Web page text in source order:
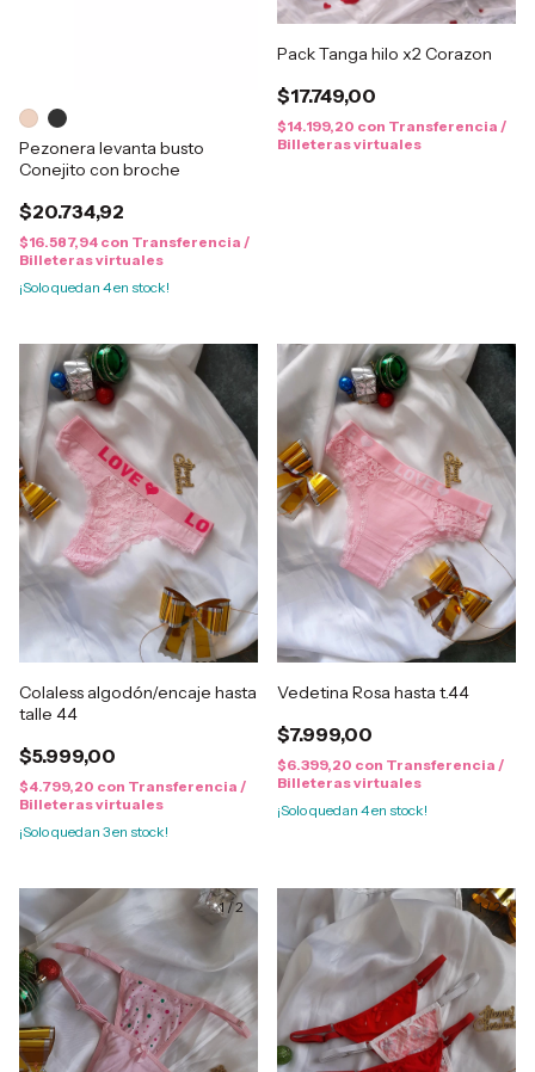
Pezonera levanta busto
Conejito con broche
$20.734,92
$16.587,94 con Transferencia /
Billeteras virtuales
¡Solo quedan 4en stock!
Pack Tanga hilo x2 Corazon
$17.749,00
$14.199,20 con Transferencia /
Billeteras virtuales
Colaless algodón/encaje hasta
talle 44
$5.999,00
$4.799,20 con Transferencia /
Billeteras virtuales
¡Solo quedan 3en stock!
Vedetina Rosa hasta t.44
$7.999,00
$6.399,20 con Transferencia /
Billeteras virtuales
¡Solo quedan 4en stock!
1/2 1/2